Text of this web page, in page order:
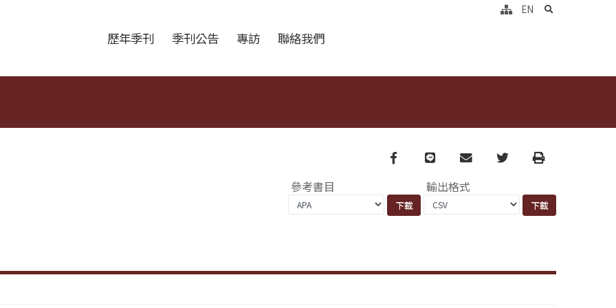
歷年季刊 季刊公告 專訪 聯絡我們
EN search
Facebook
line email TwitterPrint
參考書目 輸出格式